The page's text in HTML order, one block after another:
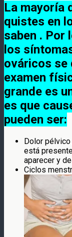
La mayoría
quistes en
saben . Por
los
ováricos se
examen
grande es
es que
pueden ser:
Dolor
está
aparecer y
Ciclos